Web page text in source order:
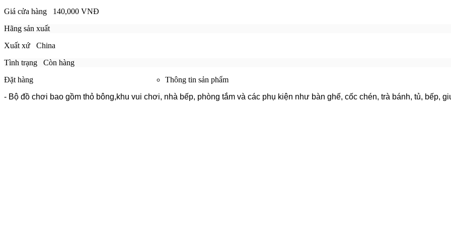
Giá cửa hàng
140,000 VNĐ
Hãng sản xuất
Xuất xứ
China
Tình trạng
Còn hàng
Đặt hàng
Thông tin sản phẩm
- Bộ đồ chơi bao gồm thỏ bông,khu vui chơi, nhà bếp, phòng tắm và các phụ kiện như bàn ghế, cốc chén, trà bánh, tủ, bếp,